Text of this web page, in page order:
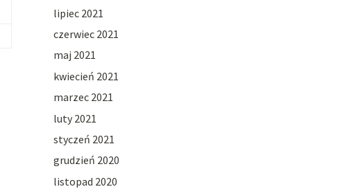
lipiec 2021
czerwiec 2021
maj 2021
kwiecień 2021
marzec 2021
luty 2021
styczeń 2021
grudzień 2020
listopad 2020